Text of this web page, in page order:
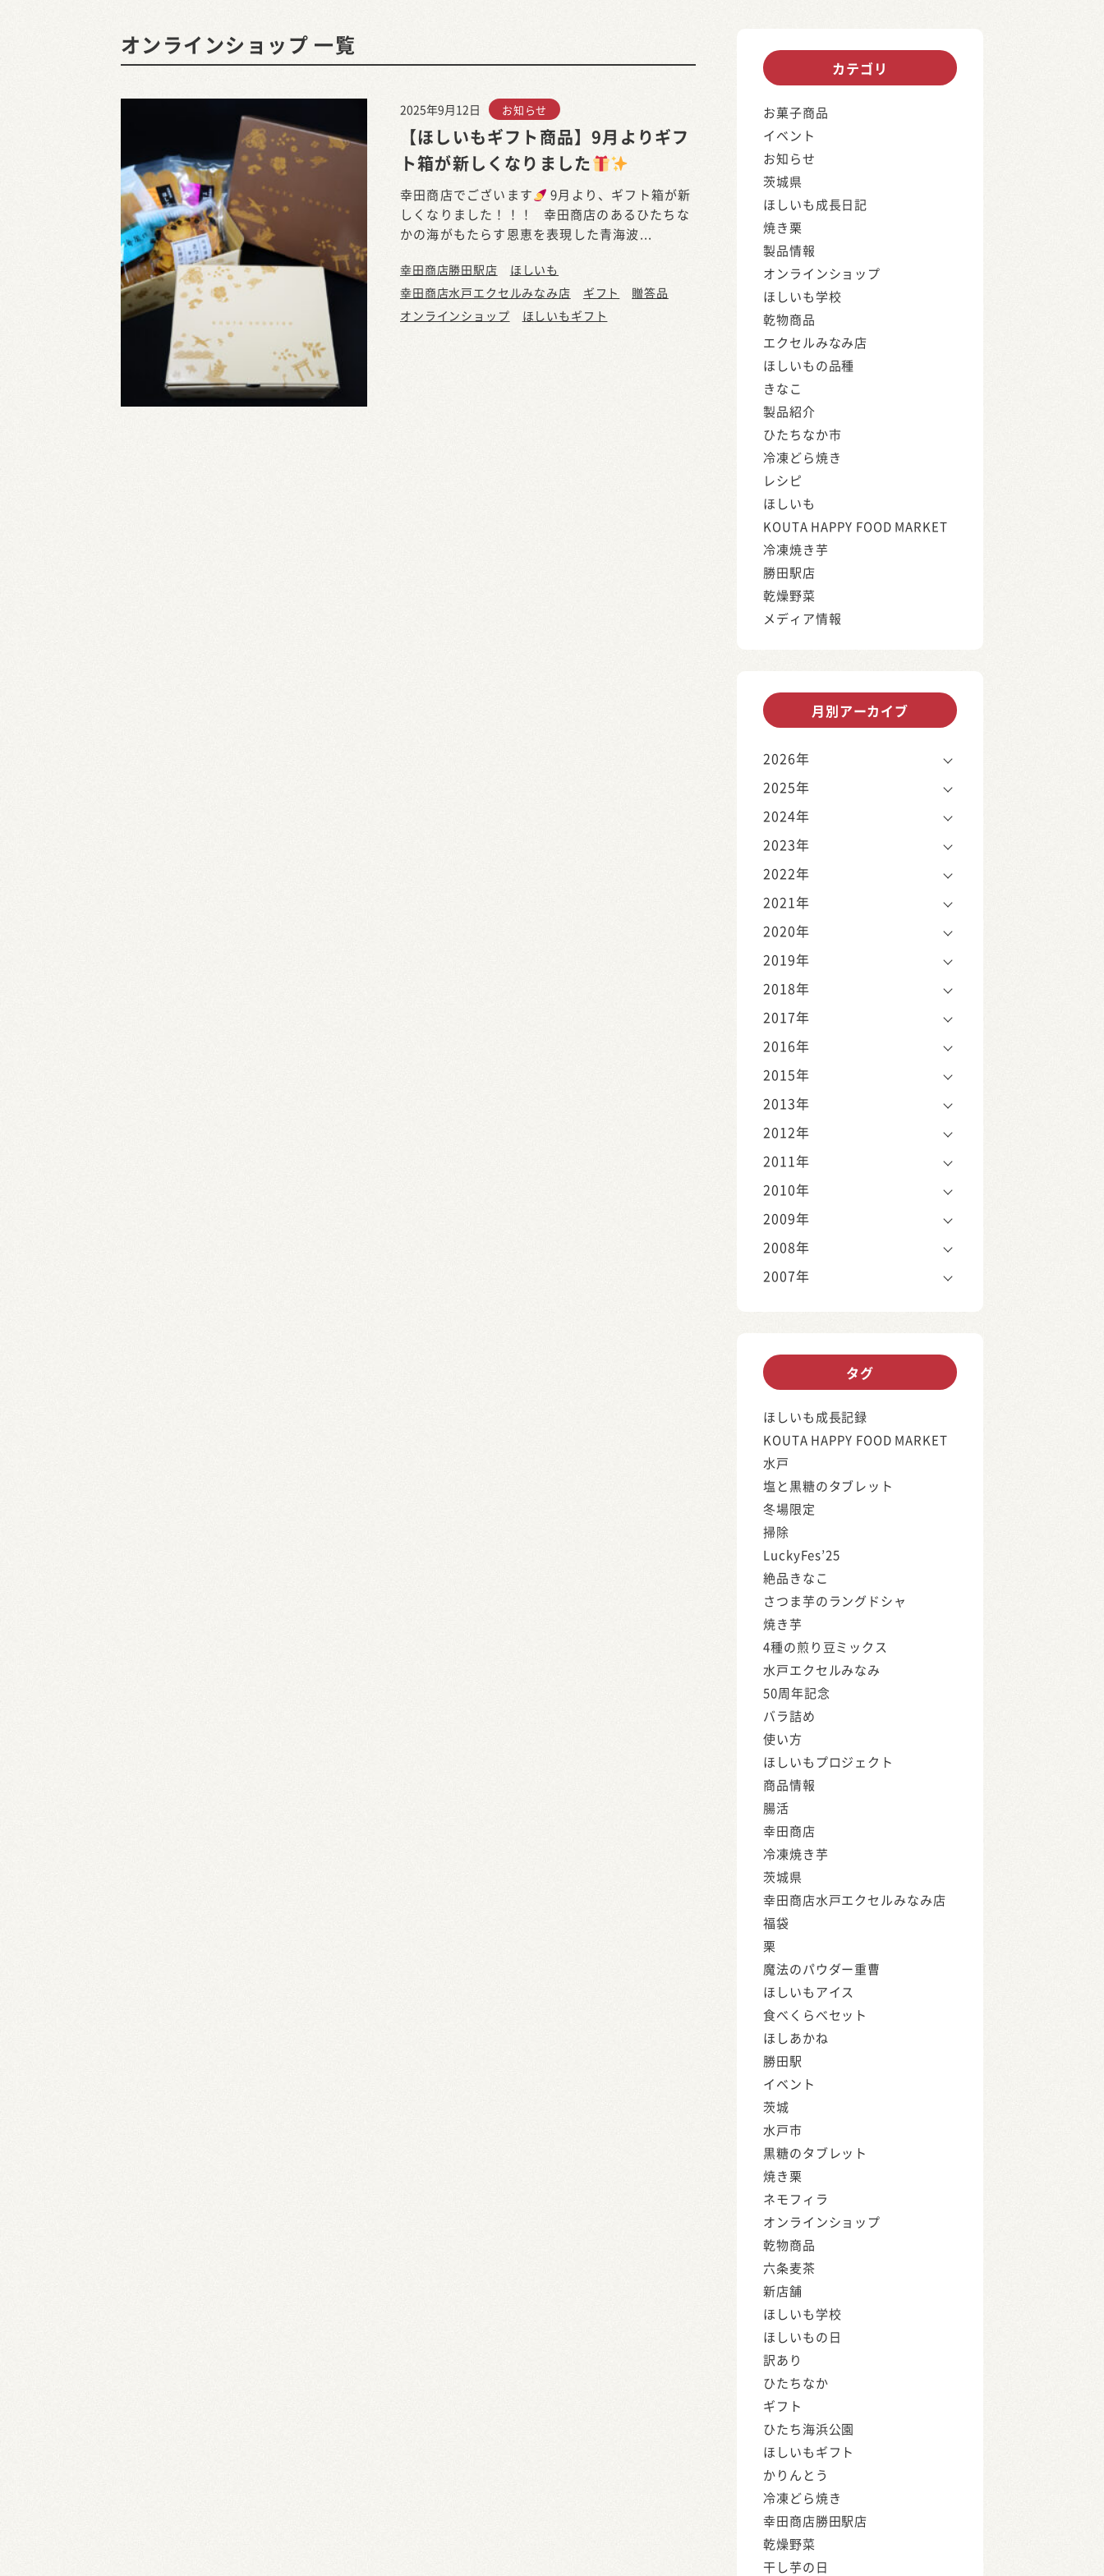
オンラインショップ 一覧
2025年9月12日 お知らせ
【ほしいもギフト商品】9月よりギフ
ト箱が新しくなりました
幸田商店でございます
9月より、ギフト箱が新
しくなりました！！！ 幸田商店のあるひたちな
かの海がもたらす恩恵を表現した青海波...
幸田商店勝田駅店
ほしいも
幸田商店水戸エクセルみなみ店
ギフト
贈答品
オンラインショップ
ほしいもギフト
カテゴリ
お菓子商品
イベント
お知らせ
茨城県
ほしいも成長日記
焼き栗
製品情報
オンラインショップ
ほしいも学校
乾物商品
エクセルみなみ店
ほしいもの品種
きなこ
製品紹介
ひたちなか市
冷凍どら焼き
レシピ
ほしいも
KOUTA HAPPY FOOD MARKET
冷凍焼き芋
勝田駅店
乾燥野菜
メディア情報
月別アーカイブ
2026年
2025年
2024年
2023年
2022年
2021年
2020年
2019年
2018年
2017年
2016年
2015年
2013年
2012年
2011年
2010年
2009年
2008年
2007年
タグ
ほしいも成長記録
KOUTA HAPPY FOOD MARKET
水戸
塩と黒糖のタブレット
冬場限定
掃除
LuckyFes’25
絶品きなこ
さつま芋のラングドシャ
焼き芋
4種の煎り豆ミックス
水戸エクセルみなみ
50周年記念
バラ詰め
使い方
ほしいもプロジェクト
商品情報
腸活
幸田商店
冷凍焼き芋
茨城県
幸田商店水戸エクセルみなみ店
福袋
栗
魔法のパウダー重曹
ほしいもアイス
食べくらべセット
ほしあかね
勝田駅
イベント
茨城
水戸市
黒糖のタブレット
焼き栗
ネモフィラ
オンラインショップ
乾物商品
六条麦茶
新店舗
ほしいも学校
ほしいもの日
訳あり
ひたちなか
ギフト
ひたち海浜公園
ほしいもギフト
かりんとう
冷凍どら焼き
幸田商店勝田駅店
乾燥野菜
干し芋の日